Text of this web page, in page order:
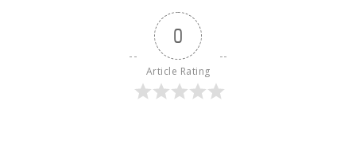
0
Article Rating